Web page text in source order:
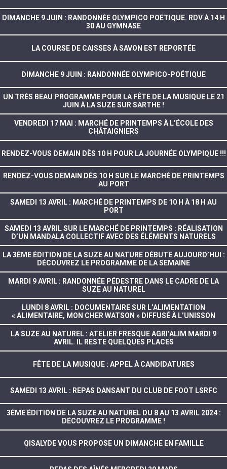
DIMANCHE 9 JUIN : RANDONNÉE OLYMPICO POÉTIQUE. RDV À 14 H
30 AU GYMNASE
LA COURSE DE CAISSES À SAVON EST REPORTÉE
DIMANCHE 9 JUIN : RANDONNÉE OLYMPICO-POÉTIQUE
UN TRÈS BEAU PROGRAMME POUR LA FÊTE DE LA MUSIQUE LE 21
JUIN À LA SUZE SUR SARTHE !
VENDREDI 17 MAI : MARCHÉ DE PRINTEMPS À L’ÉCOLE DES
CHÂTAIGNIERS
RENDEZ-VOUS DEMAIN DÈS 10 H POUR LA JOURNÉE OLYMPIQUE !!!
RENDEZ-VOUS DEMAIN DÈS 10 H SUR LE MARCHÉ DE PRINTEMPS
AU PORT
SAMEDI 13 AVRIL : MARCHÉ DE PRINTEMPS DE 10 H À 18 H AU
PORT
SAMEDI 13 AVRIL SUR LE MARCHÉ DE PRINTEMPS : RÉALISATION
D’UN MANDALA COLLECTIF AVEC DES ÉLÉMENTS NATURELS
LA 3ÈME ÉDITION DE LA SUZE AU NATURE DÉBUTE AUJOURD’HUI :
DÉCOUVREZ LE PROGRAMME DE LA SEMAINE
MARDI 9 AVRIL : RANDONNÉE PÉDESTRE DANS LE CADRE DE LA
SUZE AU NATUREL
LUNDI 8 AVRIL : DOCUMENTAIRE SUR L’ALIMENTATION
« ALIMENTAIRE, MON CHER WATSON » DIFFUSÉ À L’UNISSON
LA SUZE AU NATUREL : ATELIER FRESQUE AGRI’ALIM MARDI 9
AVRIL. IL RESTE QUELQUES PLACES
FÊTE DE LA MUSIQUE : APPEL À CANDIDATURES
SAMEDI 13 AVRIL : REPAS DANSANT DU CLUB DE FOOT LSRFC
3ÈME ÉDITION DE LA SUZE AU NATUREL DU 8 AU 13 AVRIL 2024 :
DÉCOUVREZ LE PROGRAMME !
QISALYDE VOUS PROPOSE UN DIMANCHE EN FAMILLE